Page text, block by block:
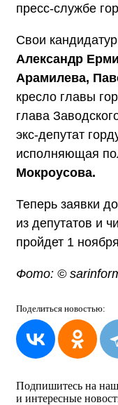
пресс-службе
Свои
Александр
Арамилева,
кресло главы
глава
экс-депутат
исполняющая
Мокроусова.
Теперь заявки
из депутатов и
пройдет 1
Фото: ©
Поделиться новостью:
Подпишитесь на
и интересные